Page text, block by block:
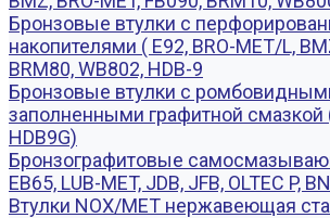
Бронзовые втулки с
накопителями ( E92, BRO-MET/L,
BRM80, WB802, HDB-9
Бронзовые втулки с
заполненными графитной смазкой
HDB9G)
Бронзографитовые
EB65, LUB-MET, JDB, JFB, OLTEC P,
Втулки NOX/MET нержавеющая